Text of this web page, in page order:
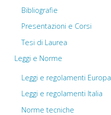
Bibliografie
Presentazioni e Corsi
Tesi di Laurea
Leggi e Norme
Leggi e regolamenti Europa
Leggi e regolamenti Italia
Norme tecniche